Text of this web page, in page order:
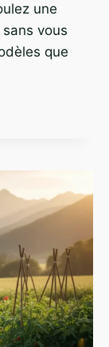
une
vous
que